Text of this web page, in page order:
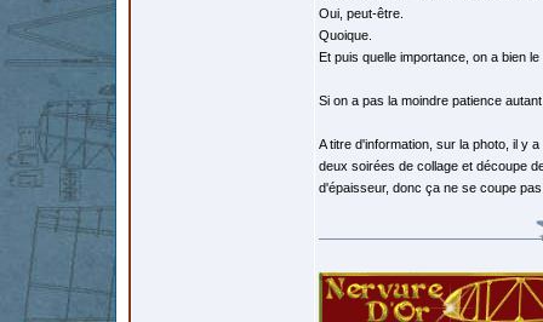
Oui, peut-être.
Quoique.
Et puis quelle importance, on a bien le
Si on a pas la moindre patience
A titre d'information, sur la photo, il y
deux soirées de collage et découpe
d'épaisseur, donc ça ne se coupe